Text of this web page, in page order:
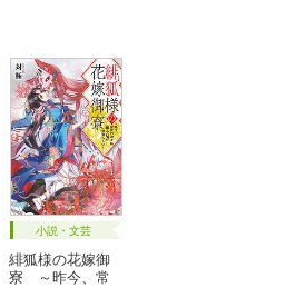
小説・文芸
緋狐様の花嫁御
寮 ～昨今、常